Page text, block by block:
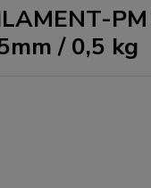
/ 0,5 kg